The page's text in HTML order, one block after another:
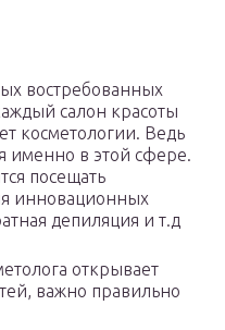
востребованных
салон красоты
косметологии. Ведь
именно в этой сфере.
посещать
инновационных
депиляция и т.д
открывает
важно правильно